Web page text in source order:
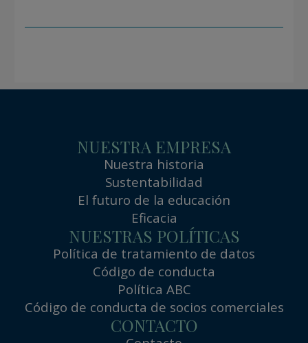
NUESTRA EMPRESA
Nuestra historia
Sustentabilidad
El futuro de la educación
Eficacia
NUESTRAS POLÍTICAS
Política de tratamiento de datos
Código de conducta
Política ABC
Código de conducta de socios comerciales
CONTACTO